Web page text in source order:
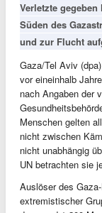
Verletzte
Süden des
und zur Flucht
Gaza/Tel Aviv
vor eineinhalb
nach Angaben der
Menschen gelten
nicht zwischen
nicht unabhängig
UN betrachten sie
Auslöser des
extremistischer